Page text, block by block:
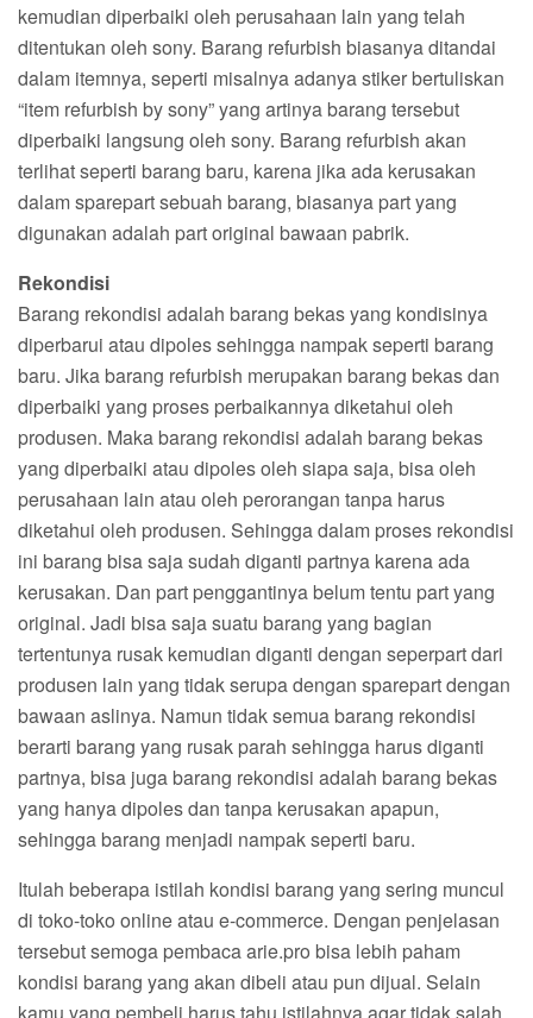
kemudian diperbaiki oleh perusahaan lain yang telah
ditentukan oleh sony. Barang refurbish biasanya ditandai
dalam itemnya, seperti misalnya adanya stiker bertuliskan
“item refurbish by sony” yang artinya barang tersebut
diperbaiki langsung oleh sony. Barang refurbish akan
terlihat seperti barang baru, karena jika ada kerusakan
dalam sparepart sebuah barang, biasanya part yang
digunakan adalah part original bawaan pabrik.
Rekondisi
Barang rekondisi adalah barang bekas yang kondisinya
diperbarui atau dipoles sehingga nampak seperti barang
baru. Jika barang refurbish merupakan barang bekas dan
diperbaiki yang proses perbaikannya diketahui oleh
produsen. Maka barang rekondisi adalah barang bekas
yang diperbaiki atau dipoles oleh siapa saja, bisa oleh
perusahaan lain atau oleh perorangan tanpa harus
diketahui oleh produsen. Sehingga dalam proses rekondisi
ini barang bisa saja sudah diganti partnya karena ada
kerusakan. Dan part penggantinya belum tentu part yang
original. Jadi bisa saja suatu barang yang bagian
tertentunya rusak kemudian diganti dengan seperpart dari
produsen lain yang tidak serupa dengan sparepart dengan
bawaan aslinya. Namun tidak semua barang rekondisi
berarti barang yang rusak parah sehingga harus diganti
partnya, bisa juga barang rekondisi adalah barang bekas
yang hanya dipoles dan tanpa kerusakan apapun,
sehingga barang menjadi nampak seperti baru.
Itulah beberapa istilah kondisi barang yang sering muncul
di toko-toko online atau e-commerce. Dengan penjelasan
tersebut semoga pembaca arie.pro bisa lebih paham
kondisi barang yang akan dibeli atau pun dijual. Selain
kamu yang pembeli harus tahu istilahnya agar tidak salah